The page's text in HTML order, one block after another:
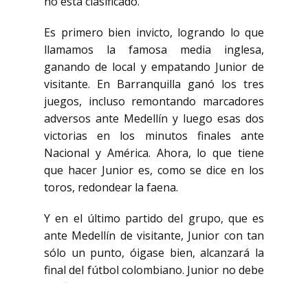
Es primero bien invicto, logrando lo que
llamamos la famosa
media inglesa,
ganando de local y empatando Junior de
visitante. En Barranquilla ganó los tres
juegos, incluso remontando marcadores
adversos ante Medellín y luego esas dos
victorias en los
minutos finales ante
Nacional y América. Ahora, lo que tiene
que hacer Junior es, como se dice en los
toros, redondear la faena.
Y en el último partido del grupo, que es
ante Medellín de visitante, Junior con tan
sólo un punto, óigase bien, alcanzará la
final del fútbol colombiano. Junior no debe